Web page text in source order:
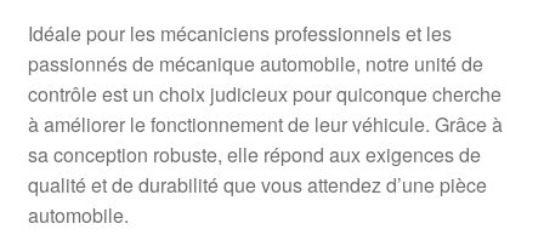
Plainte
Politique de confidentialité
Procédure de Réclamation
Idéale pour les mécaniciens professionnels et les
passionnés de mécanique automobile, notre unité de
contrôle est un choix judicieux pour quiconque cherche
à améliorer le fonctionnement de leur véhicule. Grâce à
sa conception robuste, elle répond aux exigences de
qualité et de durabilité que vous attendez d’une pièce
automobile.